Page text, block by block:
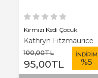
Kırmızı Kedi Çocuk
Kathryn Fitzmaurice
100,00TL
95,00TL
İNDİRİM
%5